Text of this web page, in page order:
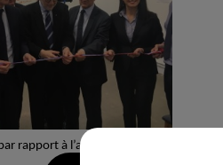
rapport à l’ancien établissement situé